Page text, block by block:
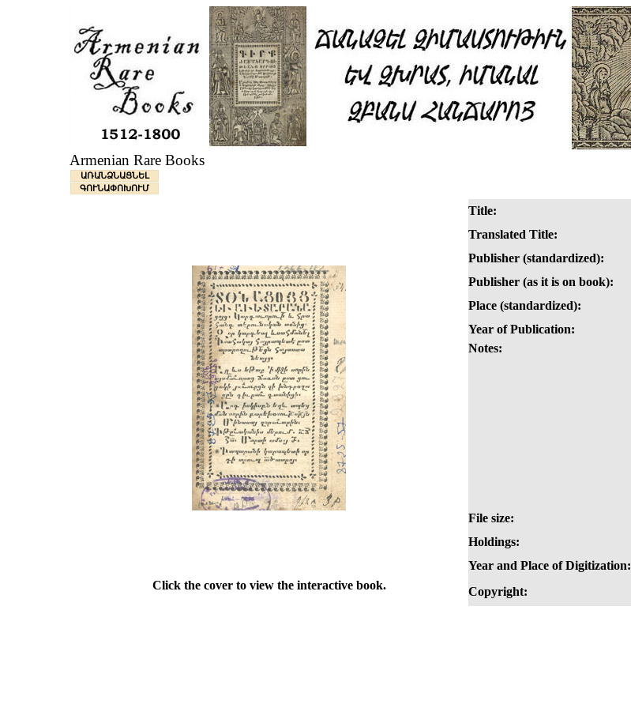
Armenian Rare Books
ԱՌԱՆՁՆԱՑՆԵԼ
ԳՈՒՆԱՓՈԽՈՒՄ
Title:
Translated Title:
Publisher (standardized):
Publisher (as it is on book):
Place (standardized):
Year of Publication:
Notes:
File size:
Holdings:
Year and Place of Digitization:
Click the cover to view the interactive book.
Copyright: